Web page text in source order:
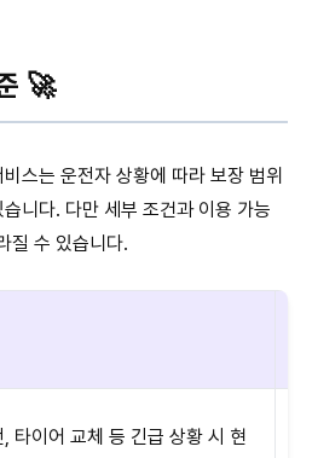
🚀
스는 운전자 상황에 따라 보장 범위
니다. 다만 세부 조건과 이용 가능
질 수 있습니다.
타이어 교체 등 긴급 상황 시 현